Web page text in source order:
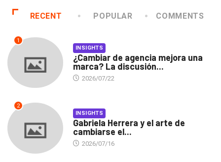
RECENT POPULAR COMMENTS
1
INSIGHTS
¿Cambiar de agencia mejora una
marca? La discusión...
2026/07/22
2
INSIGHTS
Gabriela Herrera y el arte de
cambiarse el...
2026/07/16